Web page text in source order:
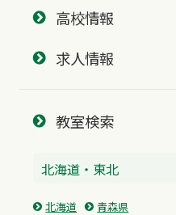
高校情報
求人情報
教室検索
北海道・東北
北海道 青森県